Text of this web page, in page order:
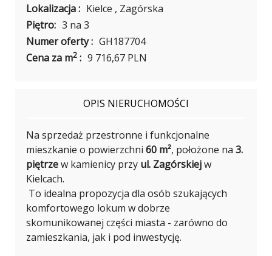
Lokalizacja : Kielce , Zagórska
Piętro: 3 na 3
Numer oferty : GH187704
Cena za m2 : 9 716,67 PLN
OPIS NIERUCHOMOŚCI
Na sprzedaż przestronne i funkcjonalne
mieszkanie o powierzchni 60 m², położone na 3.
piętrzew kamienicy przy ul. Zagórskiejw
Kielcach.
To idealna propozycja dla osób szukających
komfortowego lokum w dobrze
skomunikowanej części miasta - zarówno do
zamieszkania, jak i pod inwestycję.